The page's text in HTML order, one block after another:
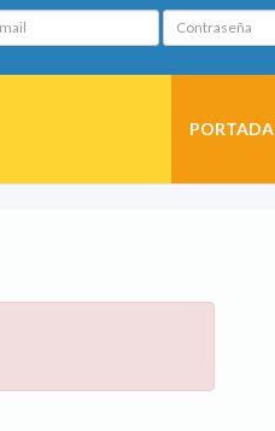
Contraseña
PORTADA